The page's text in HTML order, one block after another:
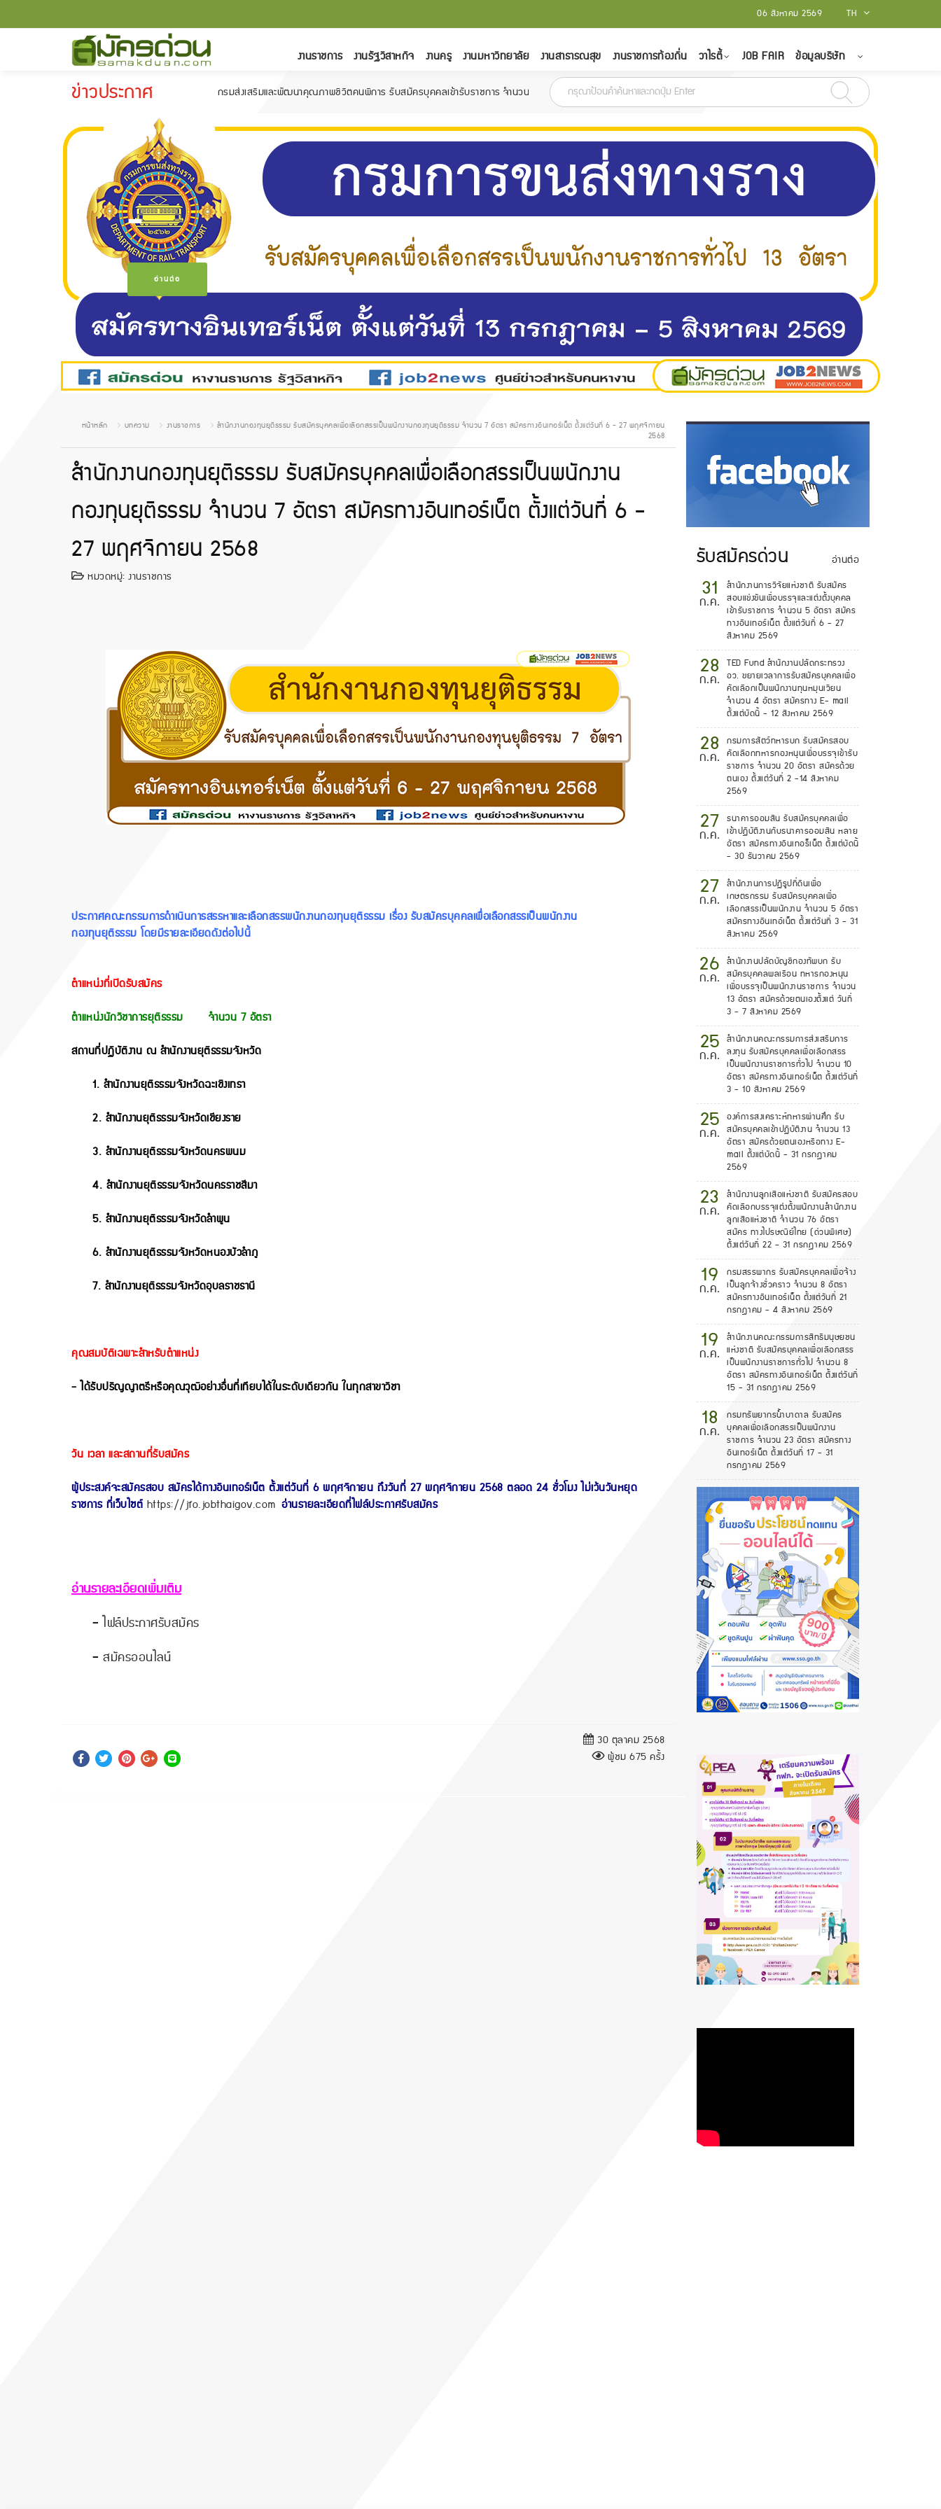
TH
06 สิงหาคม 2569
งานราชการ งานรัฐวิสาหกิจ งานครู งานมหาวิทยาลัย งานสาธารณสุข งานราชการท้องถิ่น วาไรตี้ JOB FAIR ข้อมูลบริษัท
ข่าวประกาศ กรมส่งเสริมและพัฒนาคุณภาพชีวิตคนพิการ รับสมัครบุคคลเข้ารับราชการ จำนวน 6 อัตรา สมัครตั้งแต่วันที่ 18 กุมภาพันธ์ - 15 มีนาคม 2565 สถาบันบัณฑิตพัฒนศิลป์ รับสมัครบุคคลเป็นพนักงา
-
อ่านต่อ
หน้าหลัก บทความ งานราชการ
สำนักงานกองทุนยุติธรรม รับสมัครบุคคลเพื่อเลือกสรรเป็นพนักงานกองทุนยุติธรรม จำนวน 7 อัตรา สมัครทางอินเทอร์เน็ต ตั้งแต่วันที่ 6 - 27 พฤศจิกายน
2568
สำนักงานกองทุนยุติธรรม รับสมัครบุคคลเพื่อเลือกสรรเป็นพนักงาน
กองทุนยุติธรรม จำนวน 7 อัตรา สมัครทางอินเทอร์เน็ต ตั้งแต่วันที่ 6 -
27 พฤศจิกายน 2568
หมวดหมู่: งานราชการ
ประกาศคณะกรรมการดำเนินการสรรหาและเลือกสรรพนักงานกองทุนยุติธรรม เรื่อง รับสมัครบุคคลเพื่อเลือกสรรเป็นพนักงาน
กองทุนยุติธรรม โดยมีรายละเอียดดังต่อไปนี้
ตำแหน่งที่เปิดรับสมัคร
ตำแหน่งนักวิชาการยุติธรรม จำนวน 7 อัตรา
สถานที่ปฏิบัติงาน ณ สำนักงานยุติธรรมจังหวัด
1. สำนักงานยุติธรรมจังหวัดฉะเชิงเทรา
2. สำนักงานยุติธรรมจังหวัดเชียงราย
3. สำนักงานยุติธรรมจังหวัดนครพนม
4. สำนักงานยุติธรรมจังหวัดนครราชสีมา
5. สำนักงานยุติธรรมจังหวัดลำพูน
6. สำนักงานยุติธรรมจังหวัดหนองบัวลำภู
7. สำนักงานยุติธรรมจังหวัดอุบลราชธานี
คุณสมบัติเฉพาะสำหรับตำแหน่ง
- ได้รับปริญญาตรีหรือคุณวุฒิอย่างอื่นที่เทียบได้ในระดับเดียวกัน ในทุกสาขาวิชา
วัน เวลา และสถานที่รับสมัคร
ผู้ประสงค์จะสมัครสอบ สมัครได้ทางอินเทอร์เน็ต ตั้งแต่วันที่ 6 พฤศจิกายน ถึงวันที่ 27 พฤศจิกายน 2568 ตลอด 24 ชั่วโมง ไม่เว้นวันหยุด
ราชการ ที่เว็บไซต์ https://jfo.jobthaigov.com อ่านรายละเอียดที่ไฟล์ประกาศรับสมัคร
อ่านรายละเอียดเพิ่มเติม
-ไฟล์ประกาศรับสมัคร
- สมัครออนไลน์
30 ตุลาคม 2568
ผู้ชม 675 ครั้ง
.
รับสมัครด่วน อ่านต่อ
31
ก.ค.
สำนักงานการวิจัยแห่งชาติ รับสมัคร
สอบแข่งขันเพื่อบรรจุและแต่งตั้งบุคคล
เข้ารับราชการ จำนวน 5 อัตรา สมัคร
ทางอินเทอร์เน็ต ตั้งแต่วันที่ 6 - 27
สิงหาคม 2569
28
ก.ค.
TED Fund สำนักงานปลัดกระทรวง
อว. ขยายเวลาการรับสมัครบุคคลเพื่อ
คัดเลือกเป็นพนักงานทุนหมุนเวียน
จำนวน 4 อัตรา สมัครทาง E- mail
ตั้งแต่บัดนี้ - 12 สิงหาคม 2569
28
ก.ค.
กรมการสัตว์ทหารบก รับสมัครสอบ
คัดเลือกทหารกองหนุนเพื่อบรรจุเข้ารับ
ราชการ จำนวน 20 อัตรา สมัครด้วย
ตนเอง ตั้งแต่วันที่ 2 -14 สิงหาคม
2569
27
ก.ค.
ธนาคารออมสิน รับสมัครบุคคลเพื่อ
เข้าปฏิบัติงานกับธนาคารออมสิน หลาย
อัตรา สมัครทางอินเทอร็เน็ต ตั้งแต่บัดนี้
- 30 ธันวาคม 2569
27
ก.ค.
สำนักงานการปฏิรูปที่ดินเพื่อ
เกษตรกรรม รับสมัครบุคคลเพื่อ
เลือกสรรเป็นพนักงาน จำนวน 5 อัตรา
สมัครทางอินเทอ์เน็ต ตั้งแต่วันที่ 3 - 31
สิงหาคม 2569
26
ก.ค.
สำนักงานปลัดบัญชีกองทัพบก รับ
สมัครบุคคลพลเรือน ทหารกองหนุน
เพื่อบรรจุเป็นพนักงานราชการ จำนวน
13 อัตรา สมัครด้วยตนเองตั้งแต่ วันที่
3 - 7 สิงหาคม 2569
25
ก.ค.
สำนักงานคณะกรรมการส่งเสริมการ
ลงทุน รับสมัครบุคคลเพื่อเลือกสรร
เป็นพนักงานราชการทั่วไป จำนวน 10
อัตรา สมัครทางอินเทอร์เน็ต ตั้งแต่วันที่
3 - 10 สิงหาคม 2569
25
ก.ค.
องค์การสงเคราะห์ทหารผ่านศึก รับ
สมัครบุคคลเข้าปฏิบัติงาน จำนวน 13
อัตรา สมัครด้วยตนเองหรือทาง E-
mail ตั้งแต่บัดนี้ - 31 กรกฎาคม
2569
23
ก.ค.
สํานักงานลูกเสือแห่งชาติ รับสมัครสอบ
คัดเลือกบรรจุแต่งตั้งพนักงานสํานักงาน
ลูกเสือแห่งชาติ จำนวน 76 อัตรา
สมัคร ทางไปรษณีย์ไทย (ด่วนพิเศษ)
ตั้งแต่วันที่ 22 – 31 กรกฎาคม 2569
19
ก.ค.
กรมสรรพากร รับสมัครบุคคลเพื่อจ้าง
เป็นลูกจ้างชั่วคราว จำนวน 8 อัตรา
สมัครทางอินเทอร์เน็ต ตั้งแต่วันที่ 21
กรกฎาคม - 4 สิงหาคม 2569
19
ก.ค.
สำนักงานคณะกรรมการสิทธิมนุษยชน
แห่งชาติ รับสมัครบุคคลเพื่อเลือกสรร
เป็นพนักงานราชการทั่วไป จำนวน 8
อัตรา สมัครทางอินเทอร์เน็ต ตั้งแต่วันที่
15 - 31 กรกฎาคม 2569
18
ก.ค.
กรมทรัพยากรน้ำบาดาล รับสมัคร
บุคคลเพื่อเลือกสรรเป็นพนักงาน
ราชการ จำนวน 23 อัตรา สมัครทาง
อินเทอร์เน็ต ตั้งแต่วันที่ 17 - 31
กรกฎาคม 2569